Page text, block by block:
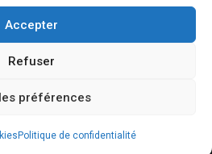
Accepter
Refuser
préférences
Politique de confidentialité
réservés. | RCS Toulouse : 879